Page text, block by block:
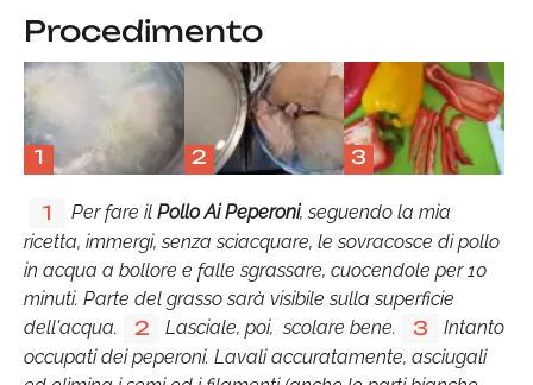
Procedimento
1 2 3
1 Per fare il Pollo Ai Peperoni, seguendo la mia
ricetta, immergi, senza sciacquare, le sovracosce di pollo
in acqua a bollore e falle sgrassare, cuocendole per 10
minuti. Parte del grasso sarà visibile sulla superficie
dell'acqua.
2 Lasciale, poi, scolare bene. 3
Intanto
occupati dei peperoni. Lavali accuratamente, asciugali